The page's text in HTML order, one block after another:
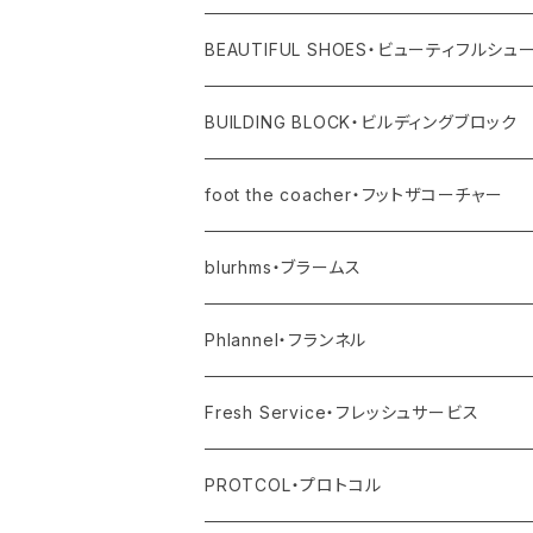
バングル
リング
レディス
ユニセックス・メンズ
その他
レディス
ユニセックス・メンズ
バッグ
その他
BEAUTIFUL SHOES・ビューティフルシュ
シューズ
BUILDING BLOCK・ビルディングブロック
バッグ
その他
foot the coacher・フットザコーチャー
blurhms・ブラームス
アウター
トップス
ボトム
Phlannel・フランネル
アウター
トップス
Fresh Service・フレッシュサービス
アウター
PROTCOL・プロトコル